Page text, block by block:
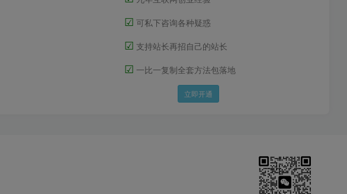
☑ 可私下咨询各种疑惑
☑ 支持站长再招自己的站长
☑ 一比一复制全套方法包落地
立即开通